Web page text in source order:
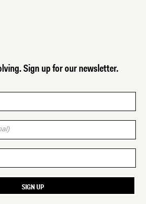
Sign up for our newsletter.